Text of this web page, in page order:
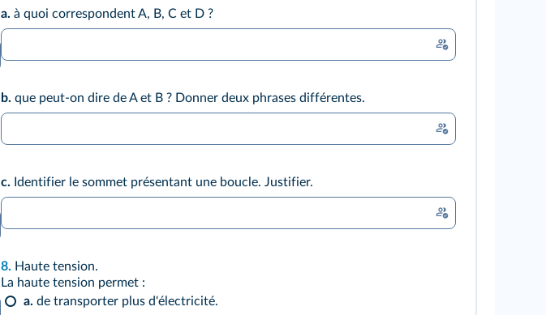
a. à quoi correspondent A, B, C et D ?
b. que peut-on dire de A et B ? Donner deux phrases différentes.
c. Identifier le sommet présentant une boucle. Justifier.
8. Haute tension.
La haute tension permet :
a. de transporter plus d'électricité.